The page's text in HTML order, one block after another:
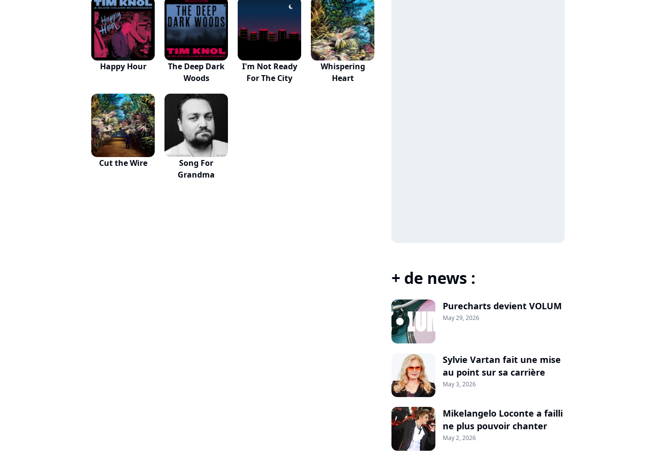
Happy Hour
The Deep Dark
Woods
I'm Not Ready
For The City
Whispering
Heart
Cut the Wire
Song For
Grandma
+ de news :
Purecharts devient VOLUM
May 29, 2026
Sylvie Vartan fait une mise
au point sur sa carrière
May 3, 2026
Mikelangelo Loconte a failli
ne plus pouvoir chanter
May 2, 2026